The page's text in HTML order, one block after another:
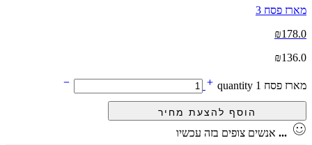
מארז פסח 3
₪178.0
₪136.0
מארז פסח 1 quantity
... אנשים צופים בזה עכשיו